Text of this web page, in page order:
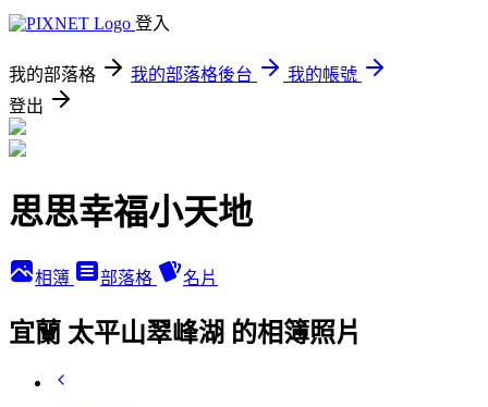
登入
我的部落格 我的部落格後台
我的帳號
登出
思思幸福小天地
相簿 部落格 名片
宜蘭 太平山翠峰湖 的相簿照片